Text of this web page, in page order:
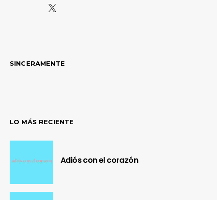
SINCERAMENTE
LO MÁS RECIENTE
Adiós con el corazón